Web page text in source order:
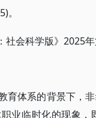
。
会科学版》 2025
育体系的背景下，
业临时化的现象